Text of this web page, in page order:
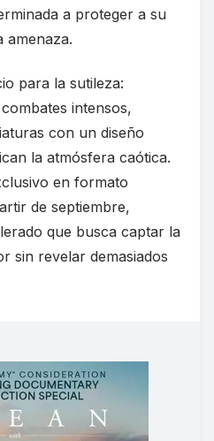
a proteger a su
amenaza.
para la sutileza:
intensos,
con un diseño
la atmósfera caótica.
en formato
de septiembre,
que busca captar la
sin revelar demasiados